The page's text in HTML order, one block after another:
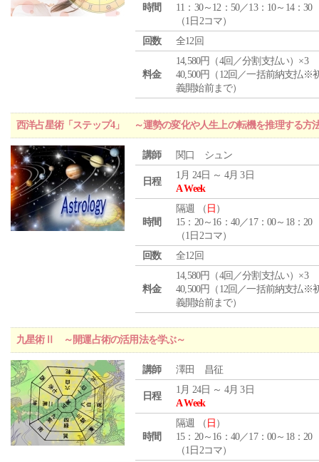
時間
11：30～12：50／13：10～14：30
（1日2コマ）
回数
全12回
料金
14,580円（4回／分割支払い）×3
40,500円（12回／一括前納支払※
義開始前まで）
西洋占星術「ステップ4」 ～運勢の変化や人生上の転機を推理する方
講師 関口 シュン
日程
1月 24日 ～ 4月 3日
A Week
時間
隔週 （ 日 ）
15：20～16：40／17：00～18：20
（1日2コマ）
回数
全12回
料金
14,580円（4回／分割支払い）×3
40,500円（12回／一括前納支払※
義開始前まで）
九星術Ⅱ ～開運占術の活用法を学ぶ～
講師 澤田 昌征
日程
1月 24日 ～ 4月 3日
A Week
時間
隔週 （ 日 ）
15：20～16：40／17：00～18：20
（1日2コマ）